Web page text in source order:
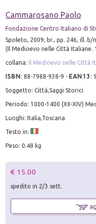
Cammarosano Paolo
Fondazione Centro Italiano di
Spoleto, 2009; br., pp. 246, ill. b/
(Il Medioevo nelle Città Italiane.
collana: Il Medioevo nelle Città
ISBN:88-7988-938-9 - EAN13 :
Soggetto: Città,Saggi Storici
Periodo: 1000-1400 (XII-XIV)
Luoghi: Italia,Toscana
Testo in:
Peso: 0.48 kg
€ 15.00
spedito in 2/3 sett.